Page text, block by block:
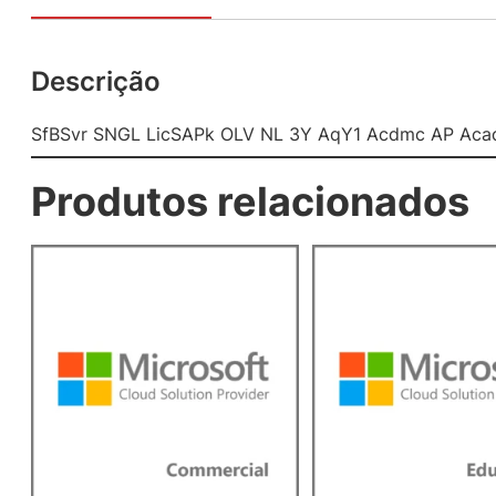
Descrição
SfBSvr SNGL LicSAPk OLV NL 3Y AqY1 Acdmc AP
Produtos relacionados